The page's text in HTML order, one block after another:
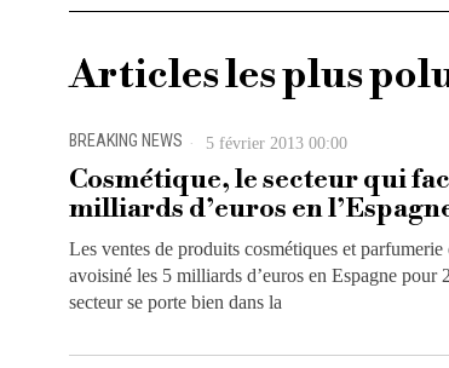
Articles les plus
BREAKING NEWS 5 février 2013 00:00
Cosmétique, le secteur qui
milliards d’euros en
Les ventes de produits cosmétiques et parfumerie
avoisiné les 5 milliards d’euros en Espagne pour
secteur se porte bien dans la